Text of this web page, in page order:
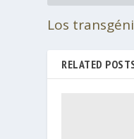
Los
RELATED